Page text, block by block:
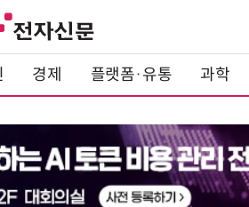
경제 플랫폼·유통 과학